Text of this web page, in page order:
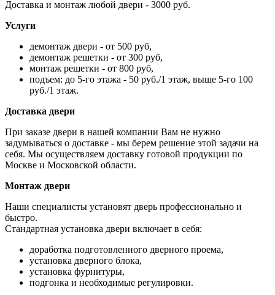
Доставка и монтаж любой двери - 3000 руб.
Услуги
демонтаж двери - от 500 руб,
демонтаж решетки - от 300 руб,
монтаж решетки - от 800 руб,
подъем: до 5-го этажа - 50 руб./1 этаж, выше 5-го 100
руб./1 этаж.
Доставка двери
При заказе двери в нашей компании Вам не нужно
задумываться о доставке - мы берем решение этой задачи на
себя. Мы осуществляем доставку готовой продукции по
Москве и Московской области.
Монтаж двери
Наши специалисты установят дверь профессионально и
быстро.
Стандартная установка двери включает в себя:
доработка подготовленного дверного проема,
установка дверного блока,
установка фурнитуры,
подгонка и необходимые регулировки.